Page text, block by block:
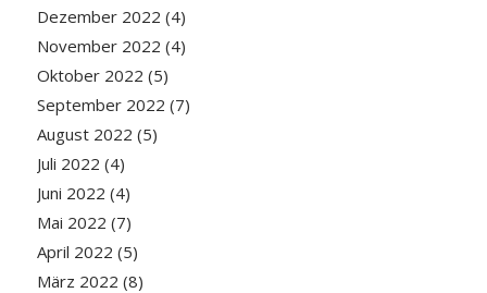
Dezember 2022 (4)
November 2022 (4)
Oktober 2022 (5)
September 2022 (7)
August 2022 (5)
Juli 2022 (4)
Juni 2022 (4)
Mai 2022 (7)
April 2022 (5)
März 2022 (8)